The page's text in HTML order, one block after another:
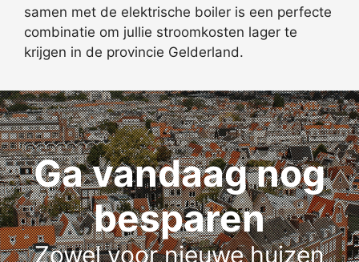
samen met de elektrische boiler is een perfecte
combinatie om jullie stroomkosten lager te
krijgen in de provincie Gelderland.
Ga vandaag nog
besparen
Zowel voor nieuwe huizen